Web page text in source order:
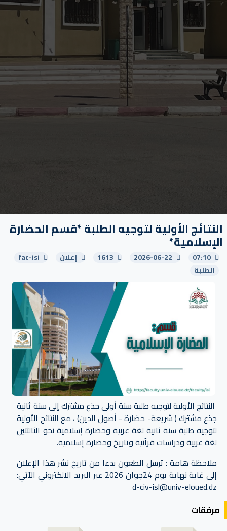
النتائج الأولية لتوجيه الطلبة *قسم الحضارة
الإسلامية*
07:10
2026-06-22
1613 إعلان
fac-isi
الطلبة
النتائج الأولية لتوجيه طلبة سنة أولى جذع مشترك إلى سنة ثانية
جذع مشترك ( شريعة- حضارة - أصول الدين) ، مع النتائج الأولية
لتوجيه طلبة سنة ثانية لغة عربية وحضارة إسلامية نحو الثالثتين
لغة عربية ودراسات قرآنية وتاريخ وحضارة إسلامية.
ملاحظة هامة : ترسل الطعون بدءا من تاريخ نشر هذا الإعلان
إلى غاية نهاية يوم 24جوان 2026 عبر البريد الالكتروني الآتي:
d-civ-isl@univ-eloued.dz
مرفقات